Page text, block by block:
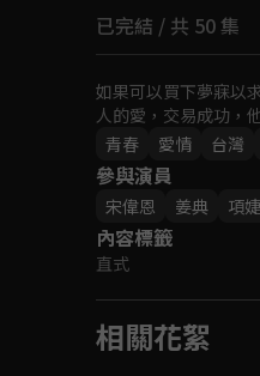
已完結 / 共 50 集
如果可以買下夢寐以
人的愛，交易成功，
青春
愛情 台灣
參與演員
宋偉恩 姜典 項
內容標籤
直式
相關花絮